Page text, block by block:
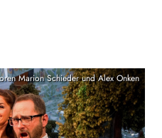
Marion Schieder und Alex Onken